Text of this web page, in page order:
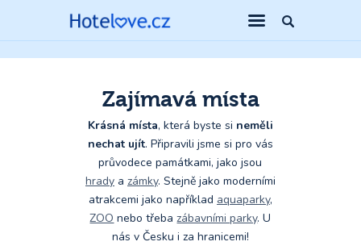
Zajímavá místa
Krásná místa, která byste si neměli
nechat ujít. Připravili jsme si pro vás
průvodece památkami, jako jsou
hradya zámky. Stejně jako moderními
atrakcemi jako například aquaparky,
ZOO nebo třebazábavními parky. U
nás v Česku i za hranicemi!